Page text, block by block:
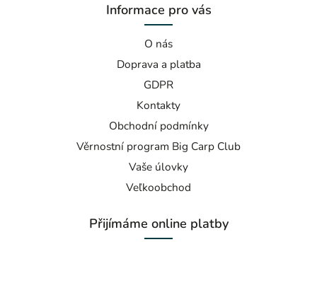
Informace pro vás
O nás
Doprava a platba
GDPR
Kontakty
Obchodní podmínky
Věrnostní program Big Carp Club
Vaše úlovky
Veľkoobchod
Přijímáme online platby